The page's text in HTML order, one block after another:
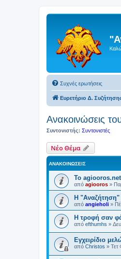
Συχνές ερωτήσεις
Ευρετήριο Δ.
Ανακοινώσεις
Συντονιστής: Συντονιστές
Νέο Θέμα
ΑΝΑΚΟΙΝΏΣΕΙΣ
Το
από agiooros »
Η
από angieholi »
H τροφή σαν
από efthumhs »
Εγχειρίδιο
από Christos » Τετ